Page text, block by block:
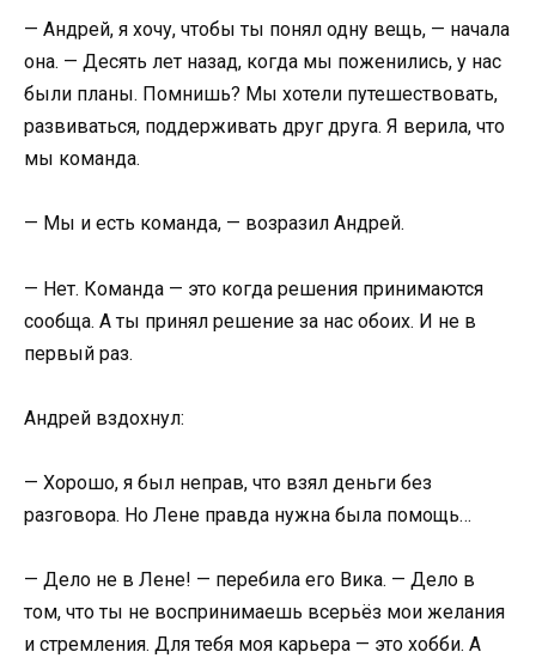
— Андрей, я хочу, чтобы ты понял одну вещь, — начала
она. — Десять лет назад, когда мы поженились, у нас
были планы. Помнишь? Мы хотели путешествовать,
развиваться, поддерживать друг друга. Я верила, что
мы команда.
— Мы и есть команда, — возразил Андрей.
— Нет. Команда — это когда решения принимаются
сообща. А ты принял решение за нас обоих. И не в
первый раз.
Андрей вздохнул:
— Хорошо, я был неправ, что взял деньги без
разговора. Но Лене правда нужна была помощь…
— Дело не в Лене! — перебила его Вика. — Дело в
том, что ты не воспринимаешь всерьёз мои желания
и стремления. Для тебя моя карьера — это хобби. А